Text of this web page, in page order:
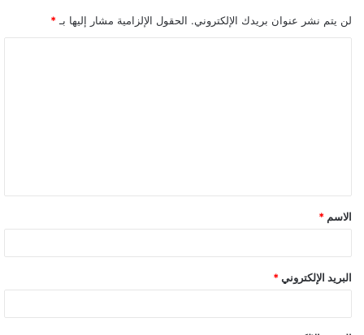
لن يتم نشر عنوان بريدك الإلكتروني. الحقول الإلزامية مشار إليها بـ *
ق
*
الاسم *
البريد الإلكتروني *